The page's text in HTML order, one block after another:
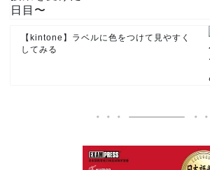
【kintone】ラベルに色をつけて見やすく
してみる